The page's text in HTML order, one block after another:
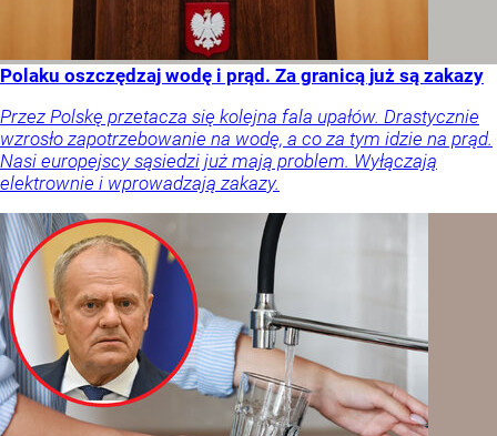
Polaku oszczędzaj wodę i prąd. Za granicą już są zakazy
Przez Polskę przetacza się kolejna fala upałów. Drastycznie
wzrosło zapotrzebowanie na wodę, a co za tym idzie na prąd.
Nasi europejscy sąsiedzi już mają problem. Wyłączają
elektrownie i wprowadzają zakazy.